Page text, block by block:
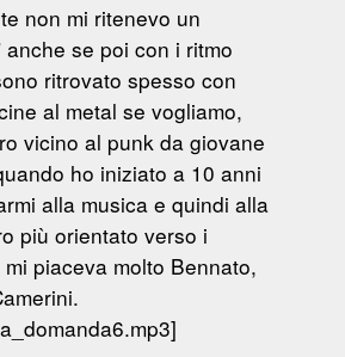
non mi ritenevo un
anche se poi con i ritmo
ritrovato spesso con
al metal se vogliamo,
vicino al punk da giovane
ho iniziato a 10 anni
alla musica e quindi alla
più orientato verso i
piaceva molto Bennato,